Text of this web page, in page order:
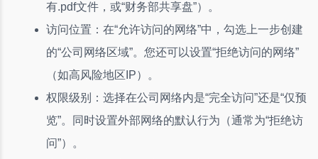
有.pdf文件，或“财务部共享盘”）。
访问位置：在“允许访问的网络”中，勾选上一步创建
的“公司网络区域”。您还可以设置“拒绝访问的网络”
（如高风险地区IP）。
权限级别：选择在公司网络内是“完全访问”还是“仅预
览”。同时设置外部网络的默认行为（通常为“拒绝访
问”）。